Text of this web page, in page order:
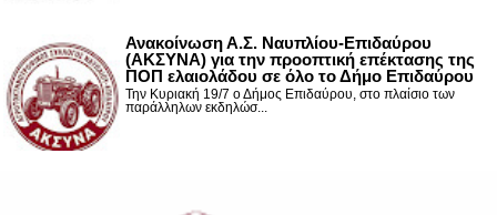
Ανακοίνωση Α.Σ. Ναυπλίου-Επιδαύρου
(ΑΚΣΥΝΑ) για την προοπτική επέκτασης της
ΠΟΠ ελαιολάδου σε όλο το Δήμο Επιδαύρου
Την Κυριακή 19/7 ο Δήμος Επιδαύρου, στο πλαίσιο των
παράλληλων εκδηλώσ...